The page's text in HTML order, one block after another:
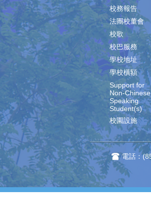
校務報告
法團校董會
校歌
校巴服務
學校地址
學校橫額
Support for
Non-Chinese
Speaking
Student(s)
校園設施
電話：